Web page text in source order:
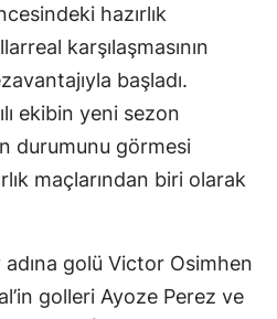
hazırlık
karşılaşmasının
başladı.
ekibin yeni sezon
durumunu görmesi
maçlarından biri olarak
adına golü Victor Osimhen
golleri Ayoze Perez ve